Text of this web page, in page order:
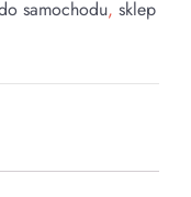
samochodu, sklep